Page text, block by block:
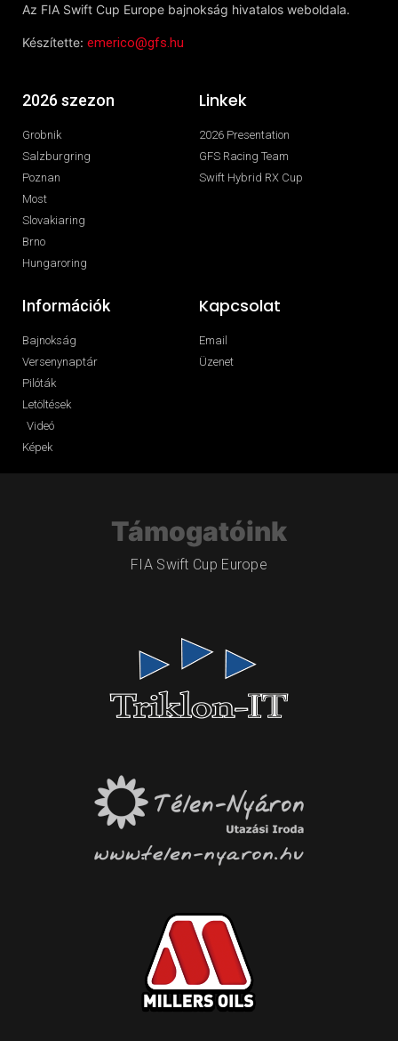
Az FIA Swift Cup Europe bajnokság hivatalos weboldala.
Készítette: emerico@gfs.hu
2026 szezon
Grobnik
Salzburgring
Poznan
Most
Slovakiaring
Brno
Hungaroring
Linkek
2026 Presentation
GFS Racing Team
Swift Hybrid RX Cup
Információk
Bajnokság
Versenynaptár
Pilóták
Letöltések
Videó
Képek
Kapcsolat
Email
Üzenet
Támogatóink
FIA Swift Cup Europe